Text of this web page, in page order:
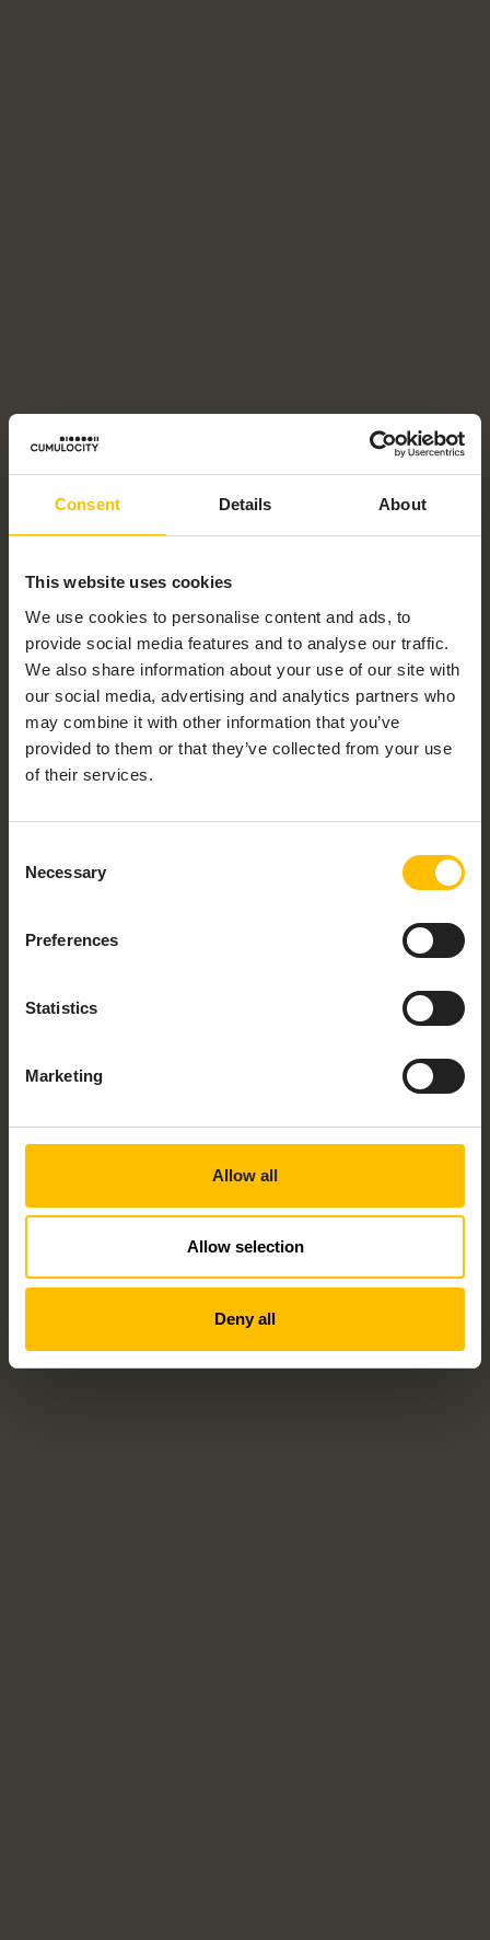
Consent Details About
This website uses cookies
We use cookies to personalise content and ads, to
provide social media features and to analyse our traffic.
We also share information about your use of our site with
our social media, advertising and analytics partners who
may combine it with other information that you’ve
provided to them or that they’ve collected from your use
of their services.
Selection
Necessary
Preferences
Statistics
Marketing
Allow all
Allow selection
Deny all